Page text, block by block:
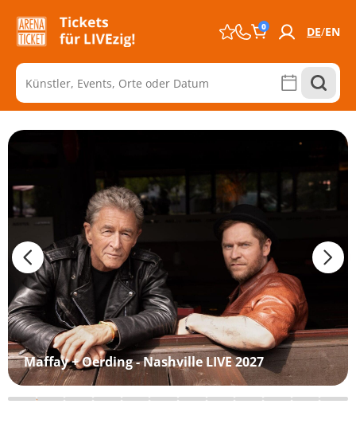
0 DE EN
Maffay + Oerding - Nashville LIVE 2027